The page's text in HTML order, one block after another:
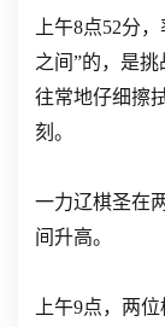
上午8点52分
之间”的，是
往常地仔细擦
刻。
一力辽棋圣在
间升高。
上午9点，两